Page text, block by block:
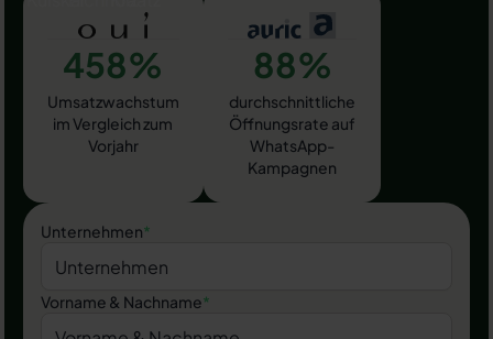
458%
Umsatzwachstum
im Vergleich zum
Vorjahr
88%
durchschnittliche
Öffnungsrate auf
WhatsApp-
Kampagnen
Unternehmen*
Vorname & Nachname*